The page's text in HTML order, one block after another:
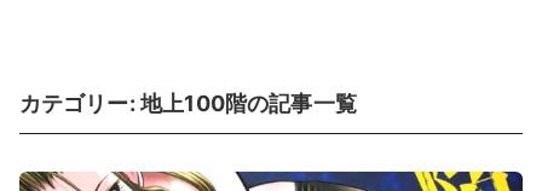
カテゴリー:地上100階の記事一覧